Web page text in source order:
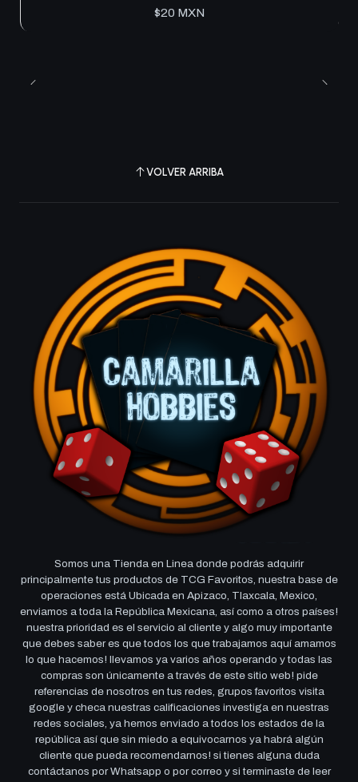
$20 MXN
VOLVER ARRIBA
Somos una Tienda en Linea donde podrás adquirir
principalmente tus productos de TCG Favoritos, nuestra base de
operaciones está Ubicada en Apizaco, Tlaxcala, Mexico,
enviamos a toda la República Mexicana, así como a otros países!
nuestra prioridad es el servicio al cliente y algo muy importante
que debes saber es que todos los que trabajamos aquí amamos
lo que hacemos! llevamos ya varios años operando y todas las
compras son únicamente a través de este sitio web! pide
referencias de nosotros en tus redes, grupos favoritos visita
google y checa nuestras calificaciones investiga en nuestras
redes sociales, ya hemos enviado a todos los estados de la
república así que sin miedo a equivocarnos ya habrá algún
cliente que pueda recomendarnos! si tienes alguna duda
contáctanos por Whatsapp o por correo y si terminaste de leer